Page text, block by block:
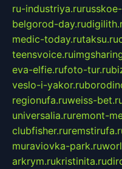
ru-industriya.ru
belgorod-day.ru
medic-today.rutaksu.ru
teensvoice.ru
eva-elfie.rufoto-tur.ru
veslo-i-yakor.ru
regionufa.ruweiss-
universalia.ruremont-
clubfisher.ru
muraviovka-park.ru
arkrym.rukristinita.ru